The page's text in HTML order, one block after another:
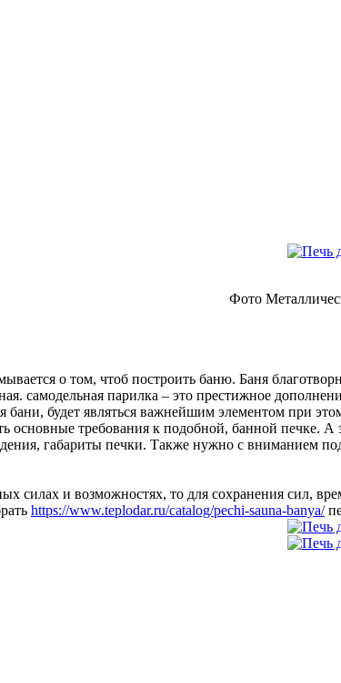
Фото
о том, чтоб построить баню. Баня
самодельная парилка – это престижное
бани, будет являться важнейшим элементом при
требования к подобной, банной печке. А
габариты печки. Также нужно с вниманием
силах и возможностях, то для сохранения сил,
https://www.teplodar.ru/catalog/pechi-sauna-banya/